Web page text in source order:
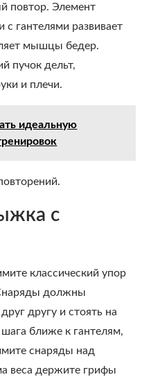
повтор. Элемент
гантелями развивает
мышцы бедер.
пучок дельт,
и плечи.
идеальную
с
классический упор
должны
другу и стоять на
ближе к гантелям,
снаряды над
веса держите грифы